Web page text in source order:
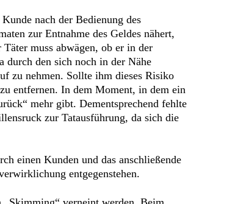
nach der Bedienung des
zur Entnahme des Geldes nähert,
muss abwägen, ob er in der
durch den sich noch in der Nähe
zu nehmen. Sollte ihm dieses Risiko
entfernen. In dem Moment, in dem ein
mehr gibt. Dementsprechend fehlte
zur Tatausführung, da sich die
einen Kunden und das anschließende
entgegenstehen.